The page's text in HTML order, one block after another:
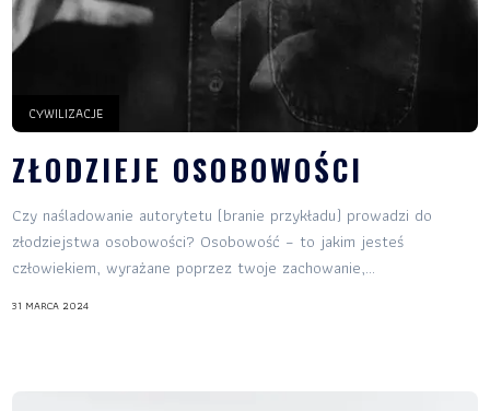
CYWILIZACJE
ZŁODZIEJE OSOBOWOŚCI
Czy naśladowanie autorytetu (branie przykładu) prowadzi do
złodziejstwa osobowości? Osobowość – to jakim jesteś
człowiekiem, wyrażane poprzez twoje zachowanie,...
31 MARCA 2024